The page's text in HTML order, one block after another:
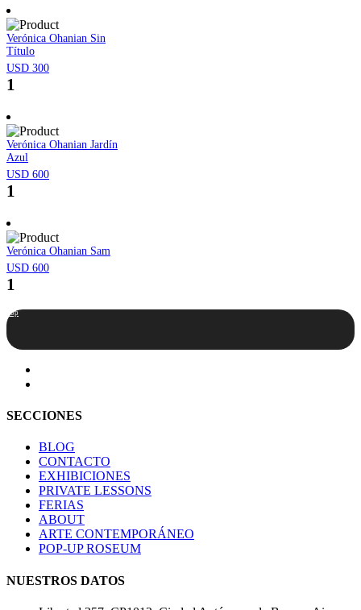
Verónica Ohanian Sin
Título
USD 300
1
Verónica Ohanian Jardín
Azul
USD 600
1
Verónica Ohanian Sam
USD 600
1
Top
SECCIONES
BLOG
CONTACTO
EXHIBICIONES
PRIVATE LESSONS
FERIAS
ABOUT
ARTE CONTEMPORÁNEO
POP-UP ROSEUM
NUESTROS DATOS